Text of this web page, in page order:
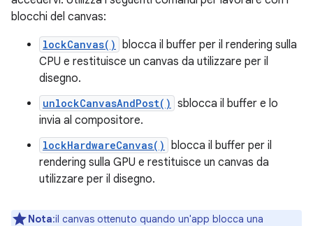
blocchi del canvas:
lockCanvas() blocca il buffer per il rendering sulla
CPU e restituisce un canvas da utilizzare per il
disegno.
unlockCanvasAndPost() sblocca il buffer e lo
invia al compositore.
lockHardwareCanvas() blocca il buffer per il
rendering sulla GPU e restituisce un canvas da
utilizzare per il disegno.
Nota:il canvas ottenuto quando un'app blocca una